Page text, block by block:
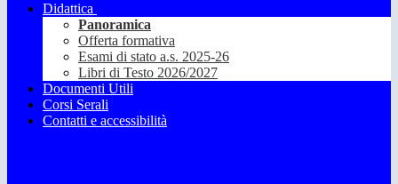
Didattica
Panoramica
Offerta formativa
Esami di stato a.s. 2025-26
Libri di Testo 2026/2027
Documenti Utili
Corsi Serali
Contatti e accessibilità